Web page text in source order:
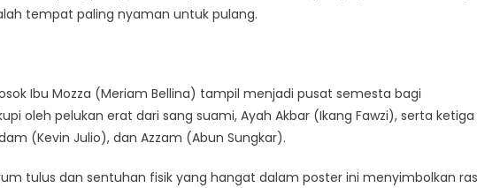
tempat paling nyaman untuk pulang.
Ibu Mozza (Meriam Bellina) tampil menjadi pusat semesta bagi
oleh pelukan erat dari sang suami, Ayah Akbar (Ikang Fawzi), serta ketiga
(Kevin Julio), dan Azzam (Abun Sungkar).
tulus dan sentuhan fisik yang hangat dalam poster ini menyimbolkan